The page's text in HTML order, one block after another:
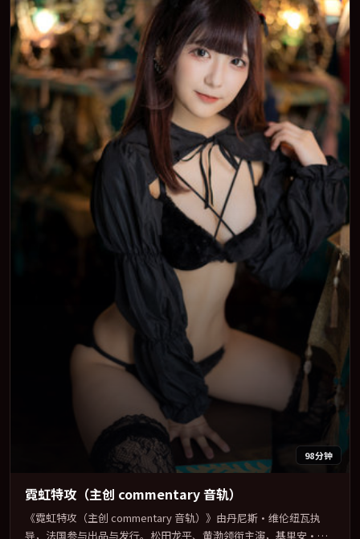
98分钟
霓虹特攻（主创 commentary 音轨）
《霓虹特攻（主创 commentary 音轨）》由丹尼斯·维伦纽瓦执
导，法国参与出品与发行。松田龙平、黄渤领衔主演，基里安·墨